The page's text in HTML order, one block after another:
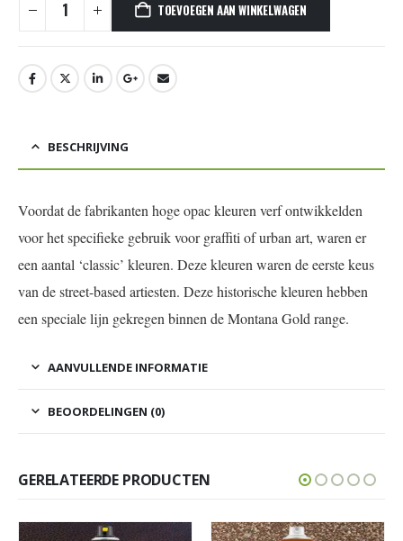
TOEVOEGEN AAN WINKELWAGEN
BESCHRIJVING
Voordat de fabrikanten hoge opac kleuren verf ontwikkelden
voor het specifieke gebruik voor graffiti of urban art, waren er
een aantal ‘classic’ kleuren. Deze kleuren waren de eerste keus
van de street-based artiesten. Deze historische kleuren hebben
een speciale lijn gekregen binnen de Montana Gold range.
AANVULLENDE INFORMATIE
BEOORDELINGEN (0)
GERELATEERDE PRODUCTEN